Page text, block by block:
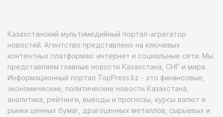
Казахстанский мультимедийный портал-агрегатор
новостей. Агентство представлено на ключевых
контентных платформах: интернет и социальные сети. Мы
представляем главные новости Казахстана, СНГ и мира.
Информационный портал TopPress.kz - это финансовые,
экономические, политические новости Казахстана,
аналитика, рейтинги, выводы и прогнозы, курсы валют и
рынки ценных бумаг, драгоценных металлов, сырьевых и